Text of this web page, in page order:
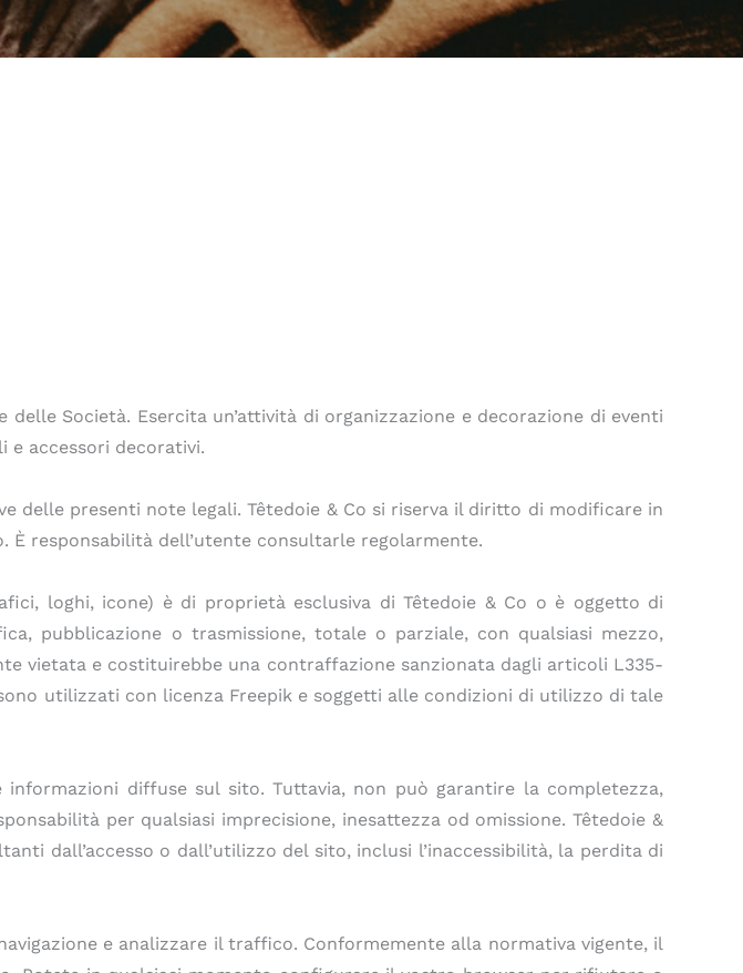
Società. Esercita un’attività di organizzazione e decorazione di eventi
e accessori decorativi.
delle presenti note legali. Têtedoie & Co si riserva il diritto di modificare in
responsabilità dell’utente consultarle regolarmente.
loghi, icone) è di proprietà esclusiva di Têtedoie & Co o è oggetto di
pubblicazione o trasmissione, totale o parziale, con qualsiasi mezzo,
vietata e costituirebbe una contraffazione sanzionata dagli articoli L335-
utilizzati con licenza Freepik e soggetti alle condizioni di utilizzo di tale
informazioni diffuse sul sito. Tuttavia, non può garantire la completezza,
per qualsiasi imprecisione, inesattezza od omissione. Têtedoie &
dall’accesso o dall’utilizzo del sito, inclusi l’inaccessibilità, la perdita di
e analizzare il traffico. Conformemente alla normativa vigente, il